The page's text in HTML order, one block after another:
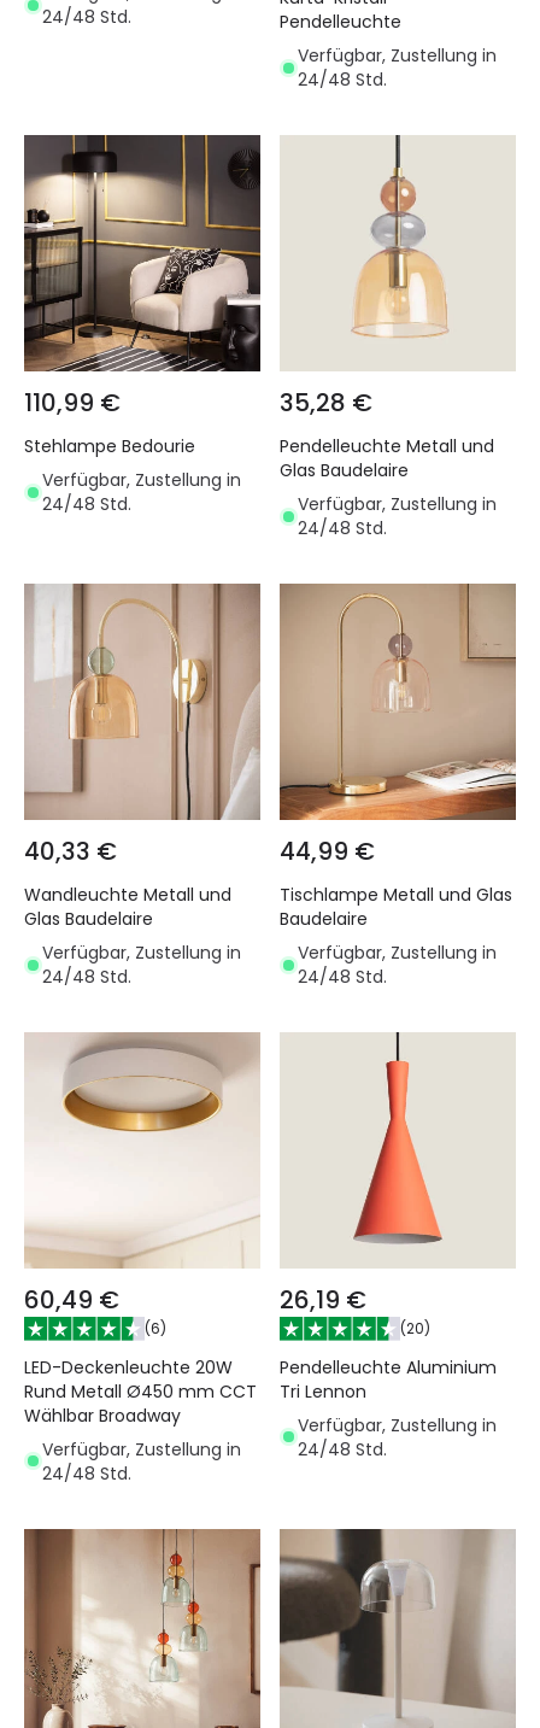
24/48 Std.
Pendelleuchte
Verfügbar, Zustellung in
24/48 Std.
110,99 €
Stehlampe Bedourie
Verfügbar, Zustellung in
24/48 Std.
35,28 €
Pendelleuchte Metall und
Glas Baudelaire
Verfügbar, Zustellung in
24/48 Std.
40,33 €
Wandleuchte Metall und
Glas Baudelaire
Verfügbar, Zustellung in
24/48 Std.
44,99 €
Tischlampe Metall und Glas
Baudelaire
Verfügbar, Zustellung in
24/48 Std.
60,49 €
(6)
LED-Deckenleuchte 20W
Rund Metall Ø450 mm CCT
Wählbar Broadway
Verfügbar, Zustellung in
24/48 Std.
26,19 €
(20)
Pendelleuchte Aluminium
Tri Lennon
Verfügbar, Zustellung in
24/48 Std.